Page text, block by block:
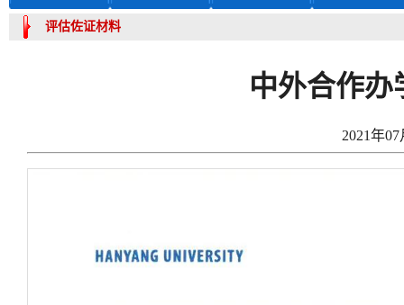
评估佐证材料
中外合作
2021年